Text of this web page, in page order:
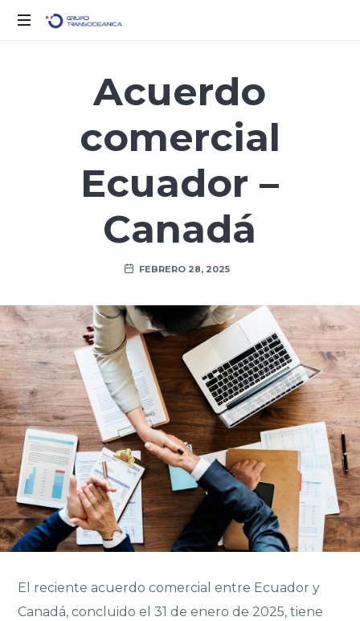
Acuerdo
comercial
Ecuador –
Canadá
FEBRERO 28, 2025
El reciente acuerdo comercial entre Ecuador y
Canadá, concluido el 31 de enero de 2025, tiene